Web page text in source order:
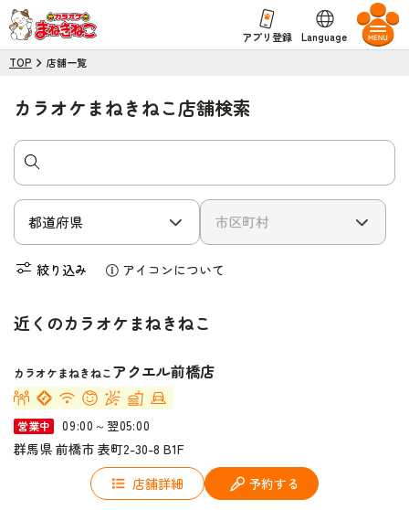
アプリ登録
Language
TOP
店舗一覧
カラオケまねきねこ店舗検索
絞り込み アイコンについて
近くのカラオケまねきねこ
カラオケまねきねこアクエル前橋店
営業中 09:00～翌05:00
群馬県 前橋市 表町2-30-8 B1F
店舗詳細
予約する